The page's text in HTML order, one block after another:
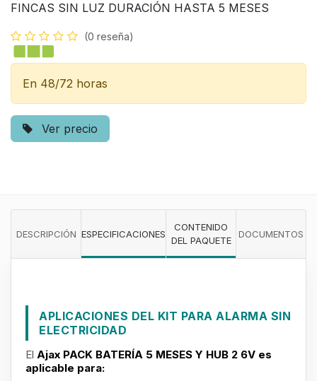
FINCAS SIN LUZ DURACIÓN HASTA 5 MESES
(0 reseña)
En 48/72 horas
Ver precio
DESCRIPCIÓN ESPECIFICACIONES
CONTENIDO
DEL PAQUETE
DOCUMENTOS
APLICACIONES DEL KIT PARA ALARMA SIN
ELECTRICIDAD
El Ajax PACK BATERÍA 5 MESES Y HUB 2 6V es
aplicable para: